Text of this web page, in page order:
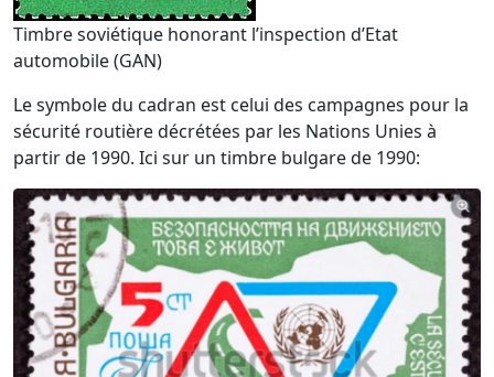
Timbre soviétique honorant l’inspection d’Etat
automobile (GAN)
Le symbole du cadran est celui des campagnes pour la
sécurité routière décrétées par les Nations Unies à
partir de 1990. Ici sur un timbre bulgare de 1990: